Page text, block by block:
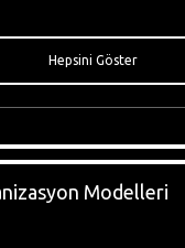
Hepsini Göster
Modelleri